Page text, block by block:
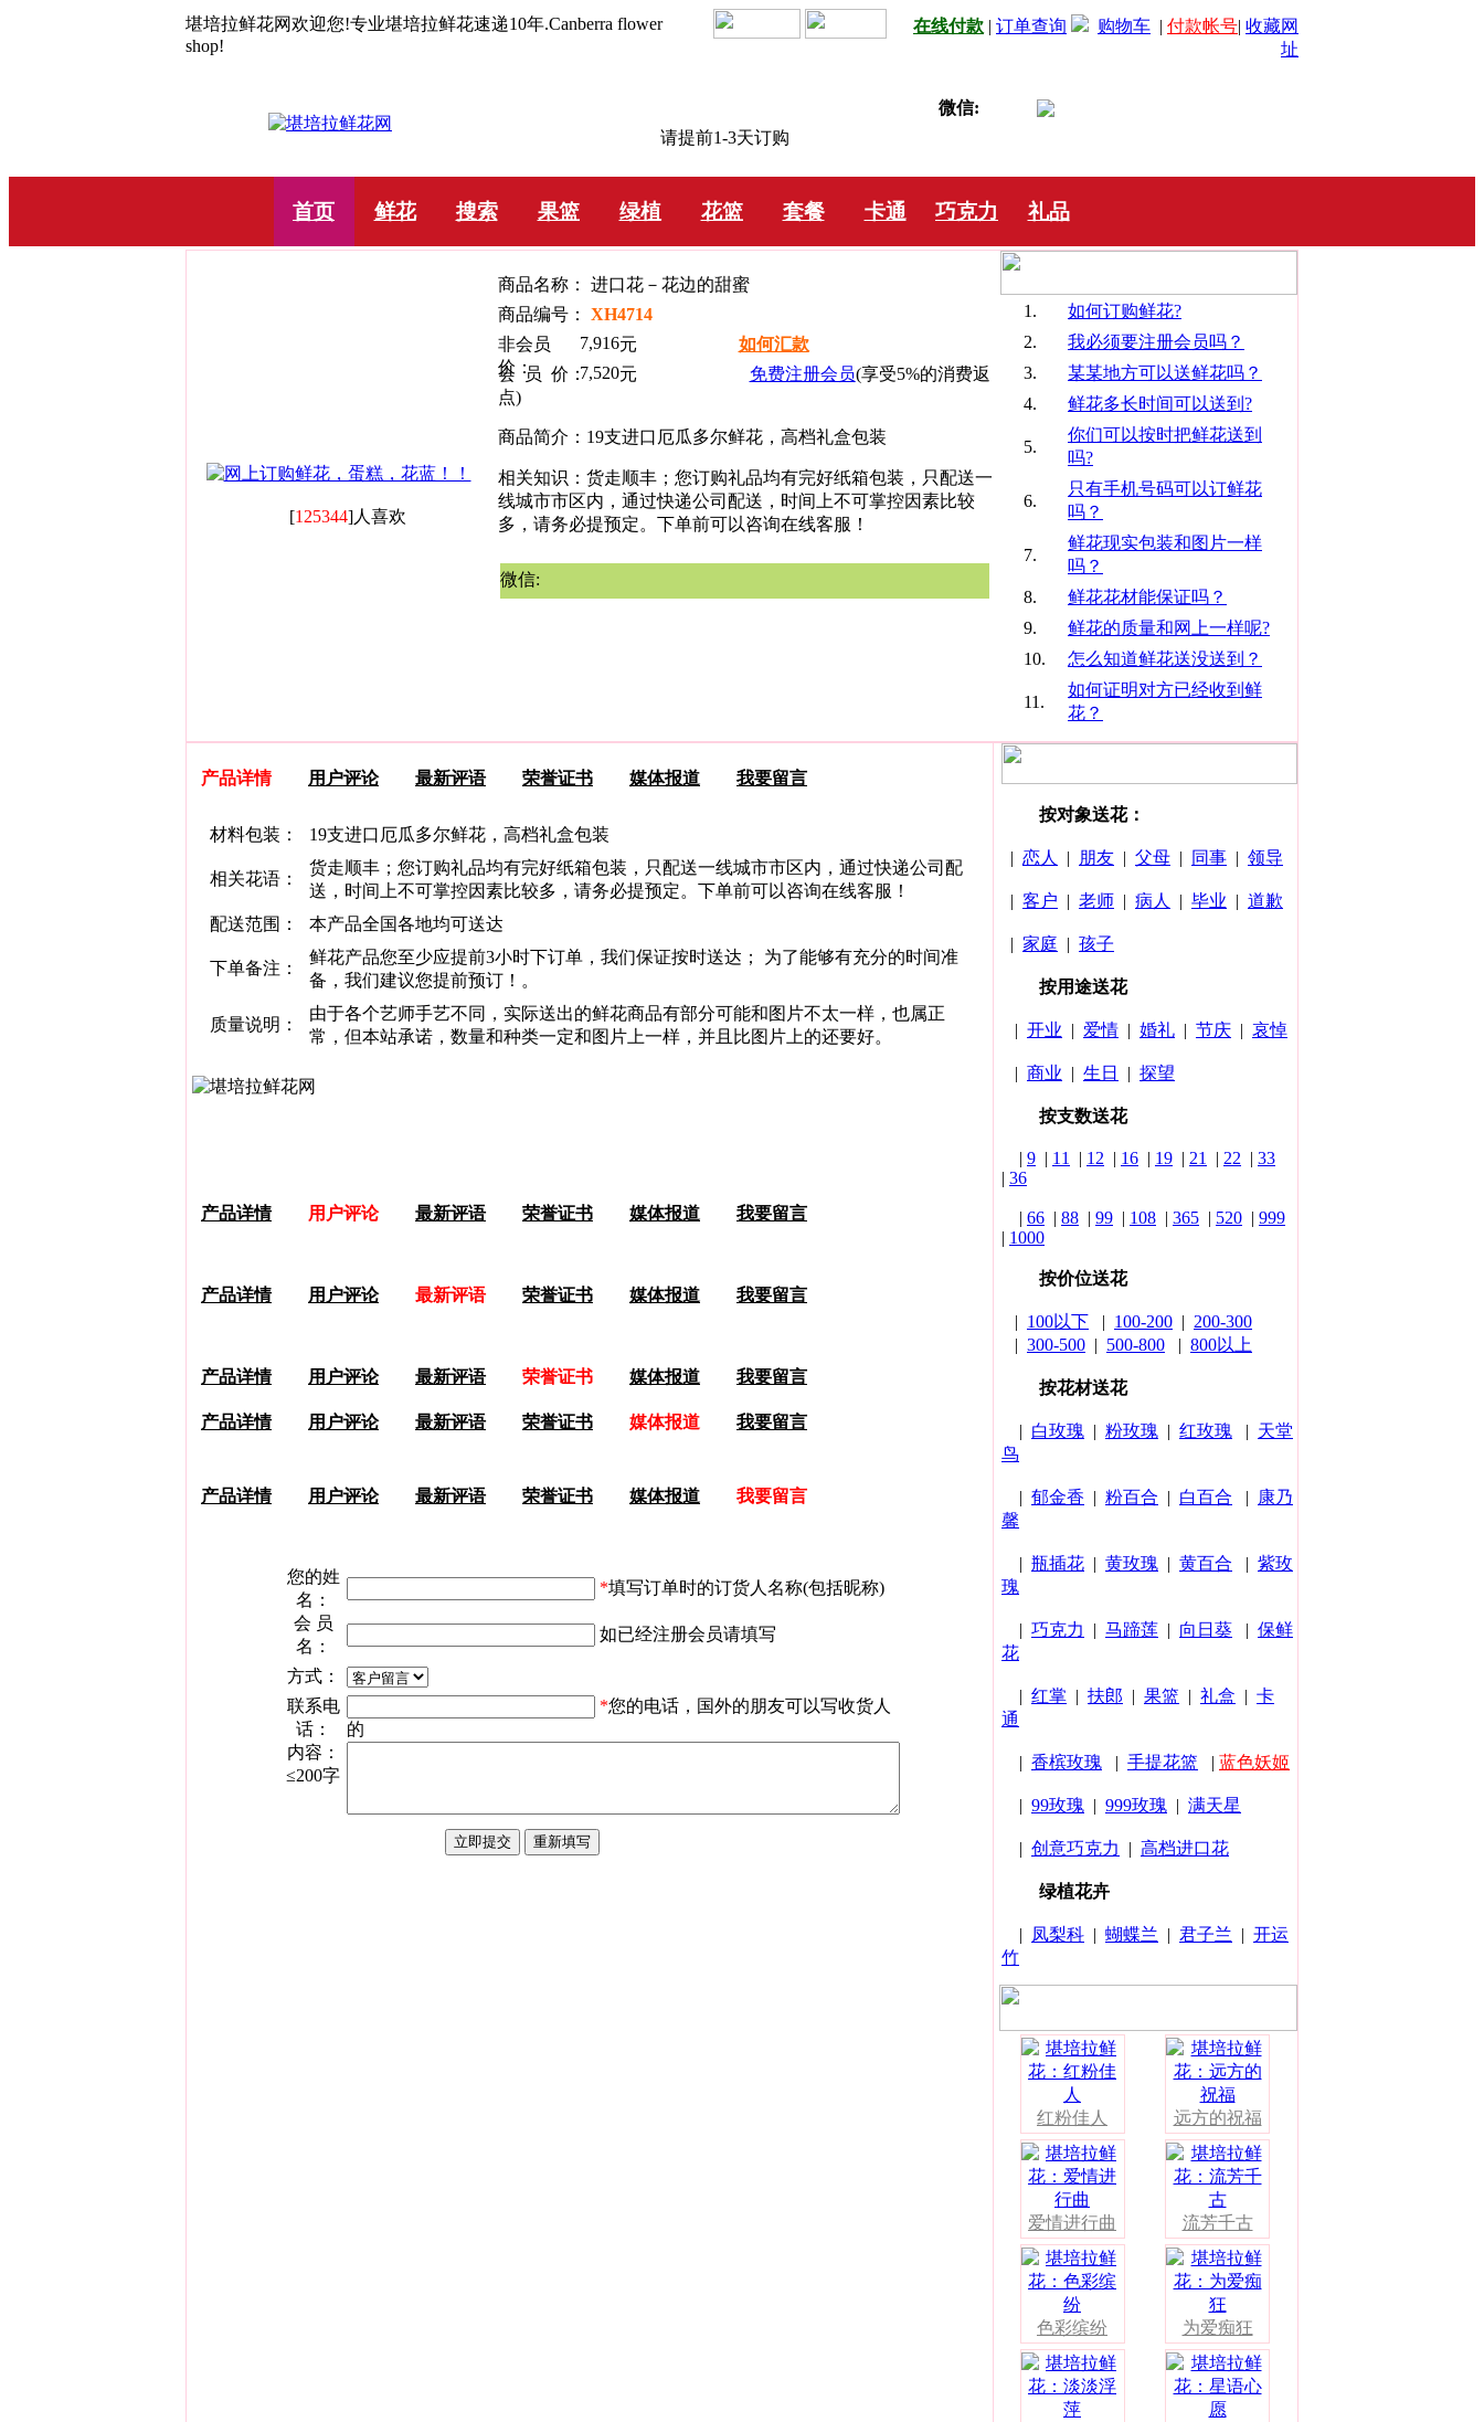
堪培拉鲜花网欢迎您!专业堪培拉鲜花速递10年.Canberra flower
shop!
在线付款 | 订单查询 购物车 | 付款帐号| 收藏网
址
请提前1-3天订购
微信:
首页 鲜花 搜索 果篮 绿植 花篮 套餐 卡通 巧克力 礼品
[125344]人喜欢
商品名称： 进口花－花边的甜蜜
商品编号： XH4714
非会员
价：
7,916元
如何汇款
会 员 价：7,520元 免费注册会员(享受5%的消费返
点)
商品简介：19支进口厄瓜多尔鲜花，高档礼盒包装
相关知识：货走顺丰；您订购礼品均有完好纸箱包装，只配送一
线城市市区内，通过快递公司配送，时间上不可掌控因素比较
多，请务必提预定。下单前可以咨询在线客服！
微信:
1.
如何订购鲜花?
2.
我必须要注册会员吗？
3.
某某地方可以送鲜花吗？
4.
鲜花多长时间可以送到?
5.
你们可以按时把鲜花送到
吗?
6.
只有手机号码可以订鲜花
吗？
7.
鲜花现实包装和图片一样
吗？
8.
鲜花花材能保证吗？
9.
鲜花的质量和网上一样呢?
10.
怎么知道鲜花送没送到？
11.
如何证明对方已经收到鲜
花？
产品详情 用户评论 最新评语 荣誉证书 媒体报道 我要留言
材料包装： 19支进口厄瓜多尔鲜花，高档礼盒包装
相关花语：
货走顺丰；您订购礼品均有完好纸箱包装，只配送一线城市市区内，通过快递公司配
送，时间上不可掌控因素比较多，请务必提预定。下单前可以咨询在线客服！
配送范围：
本产品全国各地均可送达
下单备注：
鲜花产品您至少应提前3小时下订单，我们保证按时送达； 为了能够有充分的时间准
备，我们建议您提前预订！。
质量说明：
由于各个艺师手艺不同，实际送出的鲜花商品有部分可能和图片不太一样，也属正
常，但本站承诺，数量和种类一定和图片上一样，并且比图片上的还要好。
产品详情 用户评论 最新评语 荣誉证书 媒体报道 我要留言
产品详情 用户评论 最新评语 荣誉证书 媒体报道 我要留言
产品详情 用户评论 最新评语 荣誉证书 媒体报道 我要留言
产品详情 用户评论 最新评语 荣誉证书 媒体报道 我要留言
产品详情 用户评论 最新评语 荣誉证书 媒体报道 我要留言
您的姓
名：
*填写订单时的订货人名称(包括昵称)
会 员
名：
如已经注册会员请填写
方式：
联系电
话：
*您的电话，国外的朋友可以写收货人
的
内容：
≤200字
按对象送花：
| 恋人 | 朋友 | 父母 | 同事 | 领导
| 客户 | 老师 | 病人 | 毕业 | 道歉
| 家庭 | 孩子
按用途送花
| 开业 | 爱情 | 婚礼 | 节庆 | 哀悼
| 商业 | 生日 | 探望
按支数送花
| 9 | 11 | 12 | 16 | 19 | 21 | 22 | 33
| 36
| 66 | 88 | 99 | 108 | 365 | 520 | 999
| 1000
按价位送花
| 100以下 | 100-200 | 200-300
| 300-500 | 500-800 | 800以上
按花材送花
| 白玫瑰 | 粉玫瑰 | 红玫瑰 | 天堂
鸟
| 郁金香 | 粉百合 | 白百合 |
康乃
馨
| 瓶插花 | 黄玫瑰 | 黄百合 | 紫玫
瑰
| 巧克力 | 马蹄莲 | 向日葵 | 保鲜
花
| 红掌 | 扶郎 | 果篮 | 礼盒 | 卡
通
| 香槟玫瑰 | 手提花篮 | 蓝色妖姬
| 99玫瑰 | 999玫瑰 | 满天星
| 创意巧克力 | 高档进口花
绿植花卉
| 凤梨科 | 蝴蝶兰 | 君子兰 | 开运
竹
红粉佳人 远方的祝福
爱情进行曲 流芳千古
色彩缤纷 为爱痴狂